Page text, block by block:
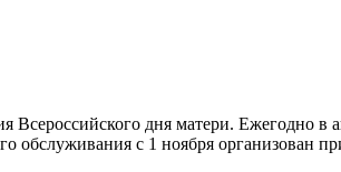
дня матери. Ежегодно в
обслуживания с 1 ноября организован